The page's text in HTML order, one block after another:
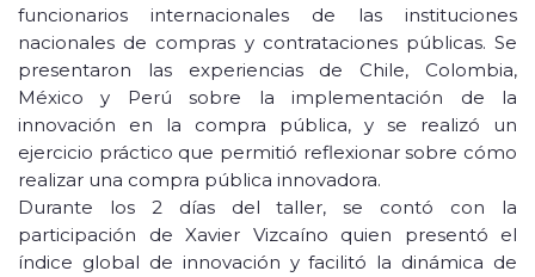
funcionarios internacionales de las instituciones
nacionales de compras y contrataciones públicas. Se
presentaron las experiencias de Chile, Colombia,
México y Perú sobre la implementación de la
innovación en la compra pública, y se realizó un
ejercicio práctico que permitió reflexionar sobre cómo
realizar una compra pública innovadora.
Durante los 2 días del taller, se contó con la
participación de Xavier Vizcaíno quien presentó el
índice global de innovación y facilitó la dinámica de